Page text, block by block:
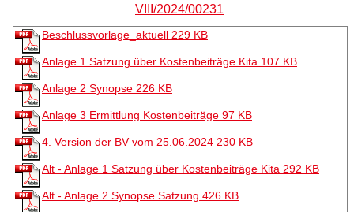
VIII/2024/00231
Beschlussvorlage_aktuell 229 KB
Anlage 1 Satzung über Kostenbeiträge Kita 107 KB
Anlage 2 Synopse 226 KB
Anlage 3 Ermittlung Kostenbeiträge 97 KB
4. Version der BV vom 25.06.2024 230 KB
Alt - Anlage 1 Satzung über Kostenbeiträge Kita 292 KB
Alt - Anlage 2 Synopse Satzung 426 KB